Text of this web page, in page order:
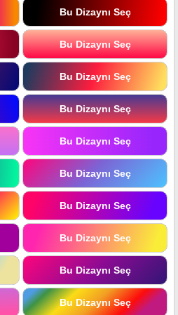
Bu Dizaynı Seç
Bu Dizaynı Seç
Bu Dizaynı Seç
Bu Dizaynı Seç
Bu Dizaynı Seç
Bu Dizaynı Seç
Bu Dizaynı Seç
Bu Dizaynı Seç
Bu Dizaynı Seç
Bu Dizaynı Seç